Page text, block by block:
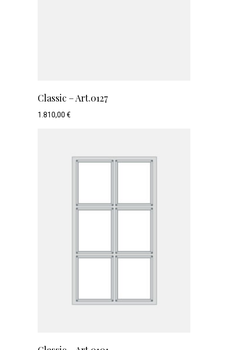
Classic – Art.0127
1.810,00 €